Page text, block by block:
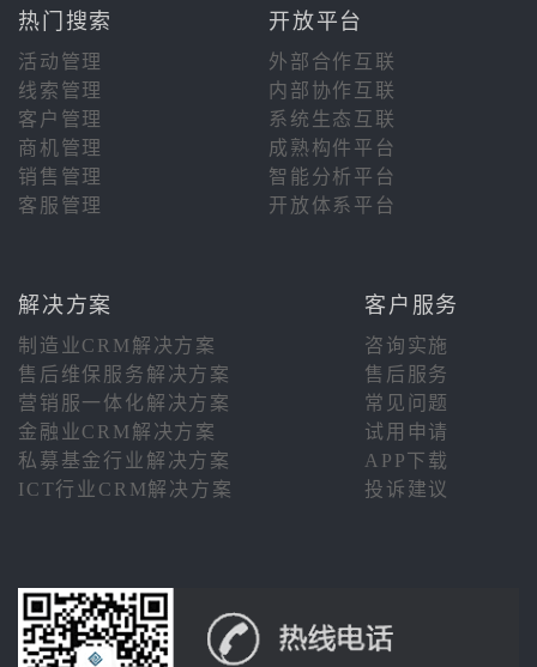
热门搜索 开放平台
活动管理
外部合作互联
线索管理
内部协作互联
客户管理
系统生态互联
商机管理
成熟构件平台
销售管理
智能分析平台
客服管理
开放体系平台
解决方案 客户服务
制造业CRM解决方案
咨询实施
售后维保服务解决方案
售后服务
营销服一体化解决方案
常见问题
金融业CRM解决方案
试用申请
私募基金行业解决方案
APP下载
ICT行业CRM解决方案
投诉建议